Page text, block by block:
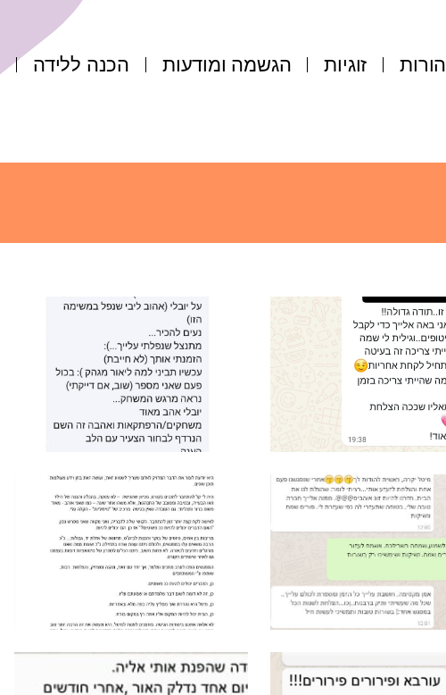
הורות זוגיות הגשמה ומודעות הכנה ללידה